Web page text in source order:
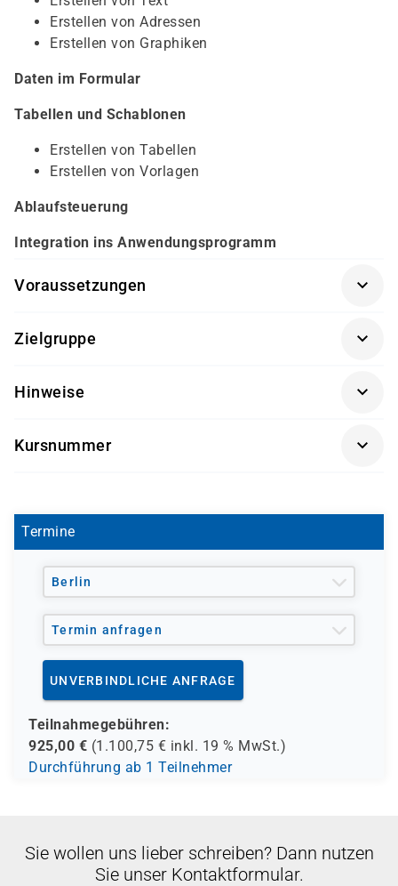
Erstellen von Adressen
Erstellen von Graphiken
Daten im Formular
Tabellen und Schablonen
Erstellen von Tabellen
Erstellen von Vorlagen
Ablaufsteuerung
Integration ins Anwendungsprogramm
Voraussetzungen
Zielgruppe
Hinweise
Kursnummer
Termine
Berlin
Termin anfragen
UNVERBINDLICHE ANFRAGE
Teilnahmegebühren:
925,00 € (1.100,75 € inkl. 19 % MwSt.)
Durchführung ab 1 Teilnehmer
Sie wollen uns lieber schreiben? Dann nutzen
Sie unser Kontaktformular.